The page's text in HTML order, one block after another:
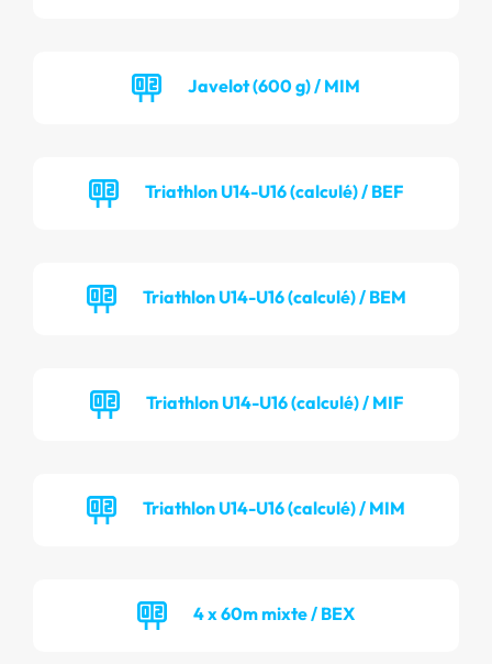
Javelot (600 g) / MIM
Triathlon U14-U16 (calculé) / BEF
Triathlon U14-U16 (calculé) / BEM
Triathlon U14-U16 (calculé) / MIF
Triathlon U14-U16 (calculé) / MIM
4 x 60m mixte / BEX